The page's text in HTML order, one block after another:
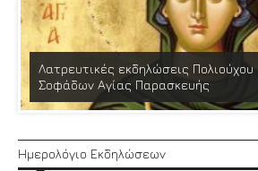
Λατρευτικές εκδηλώσεις Πολιούχου
Σοφάδων Αγίας Παρασκευής
Ημερολόγιο Εκδηλώσεων